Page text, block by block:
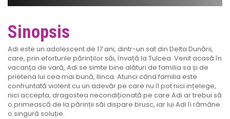
Sinopsis
Adi este un adolescent de 17 ani, dintr-un sat din Delta Dunării,
care, prin eforturile părinților săi, învață la Tulcea. Venit acasă în
vacanța de vară, Adi se simte bine alături de familia sa și de
prietena lui cea mai bună, Ilinca. Atunci când familia este
confruntată violent cu un adevăr pe care nu îl pot nici ințelege,
nici accepta, dragostea necondiționată pe care Adi ar trebui să
o primească de la părinții săi dispare brusc, iar lui Adi îi rămâne
o singură soluție.